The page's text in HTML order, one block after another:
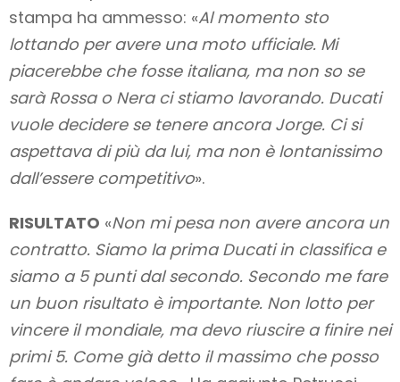
stampa ha ammesso: «Al momento sto
lottando per avere una moto ufficiale. Mi
piacerebbe che fosse italiana, ma non so se
sarà Rossa o Nera ci stiamo lavorando. Ducati
vuole decidere se tenere ancora Jorge. Ci si
aspettava di più da lui, ma non è lontanissimo
dall’essere competitivo».
RISULTATO «Non mi pesa non avere ancora un
contratto. Siamo la prima Ducati in classifica e
siamo a 5 punti dal secondo. Secondo me fare
un buon risultato è importante. Non lotto per
vincere il mondiale, ma devo riuscire a finire nei
primi 5. Come già detto il massimo che posso